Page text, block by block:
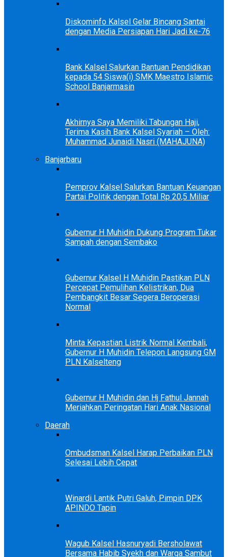
Diskominfo Kalsel Gelar Bincang Santai
dengan Media Persiapan Hari Jadi ke-76
Bank Kalsel Salurkan Bantuan Pendidikan
kepada 54 Siswa(i) SMK Maestro Islamic
School Banjarmasin
Akhirnya Saya Memiliki Tabungan Haji,
Terima Kasih Bank Kalsel Syariah – Oleh:
Muhammad Junaidi Nasri (MAHAJUNA)
Banjarbaru
Pemprov Kalsel Salurkan Bantuan Keuangan
Partai Politik dengan Total Rp 20,5 Miliar
Gubernur H Muhidin Dukung Program Tukar
Sampah dengan Sembako
Gubernur Kalsel H Muhidin Pastikan PLN
Percepat Pemulihan Kelistrikan, Dua
Pembangkit Besar Segera Beroperasi
Normal
Minta Kepastian Listrik Normal Kembali,
Gubernur H Muhidin Telepon Langsung GM
PLN Kalselteng
Gubernur H Muhidin dan Hj Fathul Jannah
Meriahkan Peringatan Hari Anak Nasional
Daerah
Ombudsman Kalsel Harap Perbaikan PLN
Selesai Lebih Cepat
Winardi Lantik Putri Galuh, Pimpin DPK
APINDO Tapin
Wagub Kalsel Hasnuryadi Bersholawat
Bersama Habib Syekh dan Warga Sambut